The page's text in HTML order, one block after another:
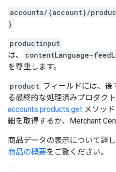
accounts/{account}/
}
productinput
は、
を尊重します。
product フィールドには、後
る最終的な処理済みプロダク
accounts.products.get メソッ
細を取得するか、Merchant
商品データの表示について詳し
商品の概要をご覧ください。